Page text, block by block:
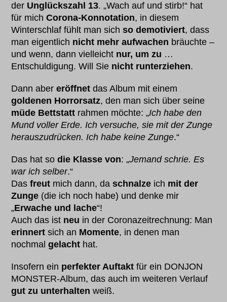
der Unglückszahl 13. „Wach auf und stirb!“ hat
für michCorona-Konnotation, in diesem
Winterschlaf fühlt man sichso demotiviert, dass
man eigentlich nicht mehr aufwachen bräuchte –
und wenn, dann vielleicht nur, um zu …
Entschuldigung. Will Sie nicht runterziehen.
Dann abereröffnet das Album mit einem
goldenen Horrorsatz, den man sich über seine
müde Bettstatt rahmen möchte: „Ich habe den
Mund voller Erde. Ich versuche, sie mit der Zunge
herauszudrücken. Ich habe keine Zunge.“
Das hat sodie Klasse von: „Jemand schrie. Es
war ich selber.“
Dasfreut mich dann, daschnalze ich mit der
Zunge (die ich noch habe) und denke mir
„Erwache und lache“!
Auch das ist neu in der Coronazeitrechnung: Man
erinnert sich an Momente, in denen man
nochmalgelacht hat.
Insofern ein perfekter Auftakt für ein DONJON
MONSTER-Album, das auch im weiteren Verlauf
gut zu unterhalten weiß.